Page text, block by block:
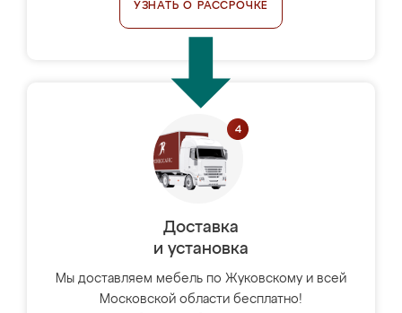
УЗНАТЬ О РАССРОЧКЕ
Доставка
и установка
Мы доставляем мебель по Жуковскому и всей
Московской области бесплатно!